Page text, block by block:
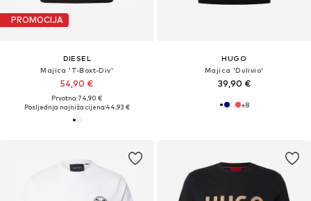
PROMOCIJA
DIESEL
Majica 'T-Boxt-Div'
54,90 €
Prvotno: 74,90 €
Posljednja najniža cijena:44,93 €
HUGO
Majica 'Dulivio'
39,90 €
+8